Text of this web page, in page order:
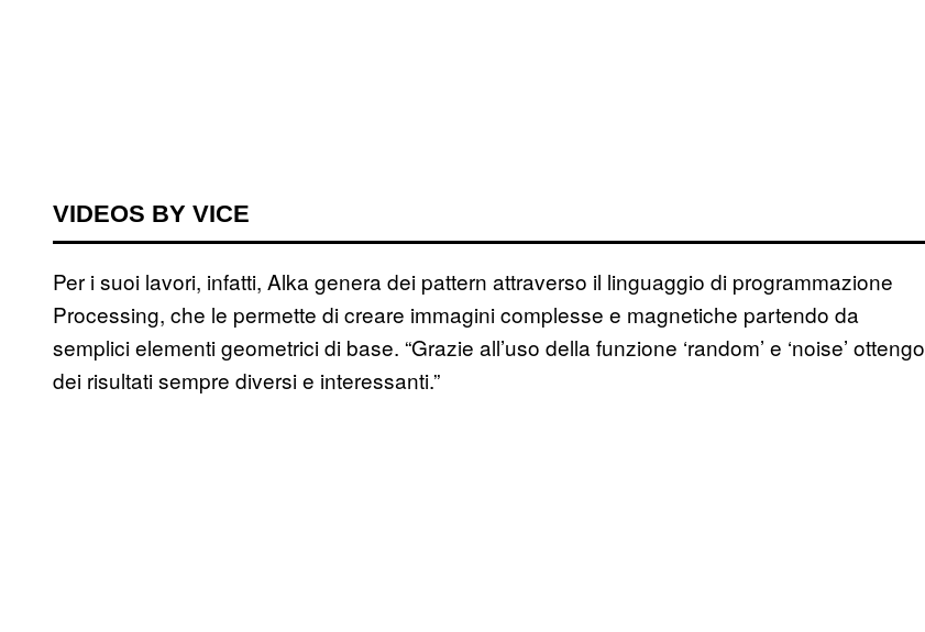
VIDEOS BY VICE
Per i suoi lavori, infatti, Alka genera dei pattern attraverso il linguaggio di programmazione
Processing, che le permette di creare immagini complesse e magnetiche partendo da
semplici elementi geometrici di base. “Grazie all’uso della funzione ‘random’ e ‘noise’ ottengo
dei risultati sempre diversi e interessanti.”